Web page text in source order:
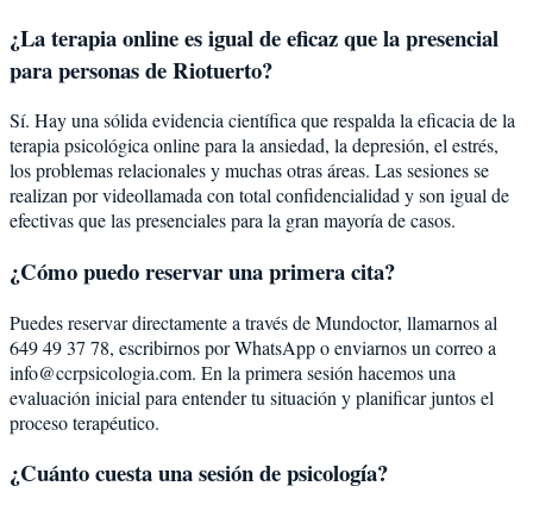
¿La terapia online es igual de eficaz que la presencial
para personas de Riotuerto?
Sí. Hay una sólida evidencia científica que respalda la eficacia de la
terapia psicológica online para la ansiedad, la depresión, el estrés,
los problemas relacionales y muchas otras áreas. Las sesiones se
realizan por videollamada con total confidencialidad y son igual de
efectivas que las presenciales para la gran mayoría de casos.
¿Cómo puedo reservar una primera cita?
Puedes reservar directamente a través de Mundoctor, llamarnos al
649 49 37 78, escribirnos por WhatsApp o enviarnos un correo a
info@ccrpsicologia.com. En la primera sesión hacemos una
evaluación inicial para entender tu situación y planificar juntos el
proceso terapéutico.
¿Cuánto cuesta una sesión de psicología?